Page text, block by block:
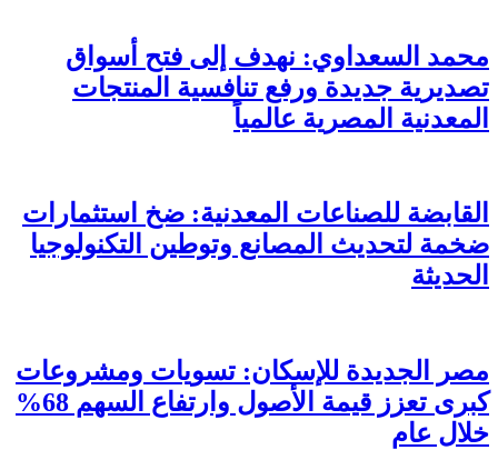
محمد السعداوي: نهدف إلى فتح أسواق
تصديرية جديدة ورفع تنافسية المنتجات
المعدنية المصرية عالمياً
القابضة للصناعات المعدنية: ضخ استثمارات
ضخمة لتحديث المصانع وتوطين التكنولوجيا
الحديثة
مصر الجديدة للإسكان: تسويات ومشروعات
كبرى تعزز قيمة الأصول وارتفاع السهم 68%
خلال عام